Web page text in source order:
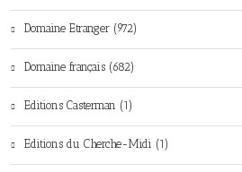
Domaine Etranger (972)
Domaine français (682)
Editions Casterman (1)
Editions du Cherche-Midi (1)